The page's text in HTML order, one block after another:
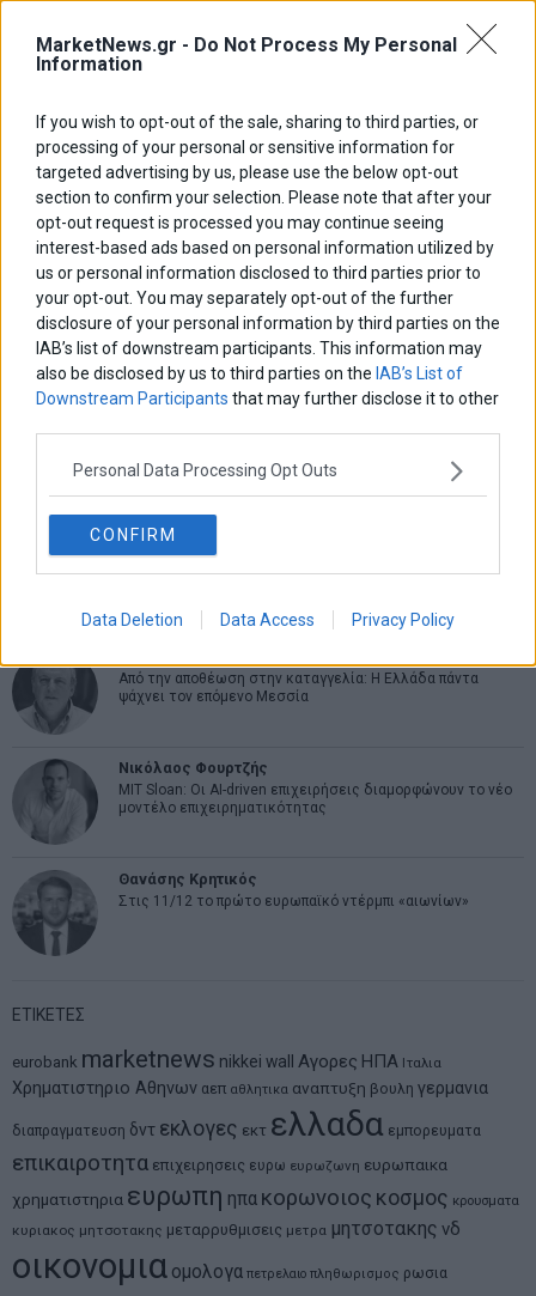
MarketNews.gr - Do Not Process My Personal
Information
If you wish to opt-out of the sale, sharing to third parties, or
processing of your personal or sensitive information for
targeted advertising by us, please use the below opt-out
section to confirm your selection. Please note that after your
opt-out request is processed you may continue seeing
interest-based ads based on personal information utilized by
us or personal information disclosed to third parties prior to
your opt-out. You may separately opt-out of the further
disclosure of your personal information by third parties on the
IAB’s list of downstream participants. This information may
also be disclosed by us to third parties on the IAB’s List of
Downstream Participants that may further disclose it to other
Personal Data Processing Opt Outs
CONFIRM
Data Deletion Data Access Privacy Policy
ΑΡΘΡΟΓΡΑΦΟΙ
Ελευθερία Κούρταλη
Οι «τιμωροί» των ομολόγων επέστρεψαν
Εύη Φραγκάκη
Σταματίνα Σταματάκου
Από την αποθέωση στην καταγγελία: Η Ελλάδα πάντα
ψάχνει τον επόμενο Μεσσία
Νικόλαος Φουρτζής
MIT Sloan: Οι AI-driven επιχειρήσεις διαμορφώνουν το νέο
μοντέλο επιχειρηματικότητας
Θανάσης Κρητικός
Στις 11/12 το πρώτο ευρωπαϊκό ντέρμπι «αιωνίων»
ΕΤΙΚΕΤΕΣ
eurobank marketnews nikkei wall Αγορες ΗΠΑ Ιταλια
Χρηματιστηριο Αθηνων αεπ αθλητικα αναπτυξη βουλη γερμανια
διαπραγματευση δντ εκλογες εκτ ελλαδα εμπορευματα
επικαιροτητα επιχειρησεις ευρω ευρωζωνη ευρωπαικα
χρηματιστηρια ευρωπη ηπα κορωνοιος κοσμος κρουσματα
κυριακος μητσοτακης μεταρρυθμισεις μετρα μητσοτακης νδ
οικονομια ομολογα πετρελαιο πληθωρισμος ρωσια